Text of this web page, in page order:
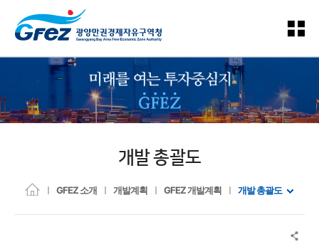
개발 총괄도
GFEZ 소개 개발계획 GFEZ 개발계획 개발 총괄도